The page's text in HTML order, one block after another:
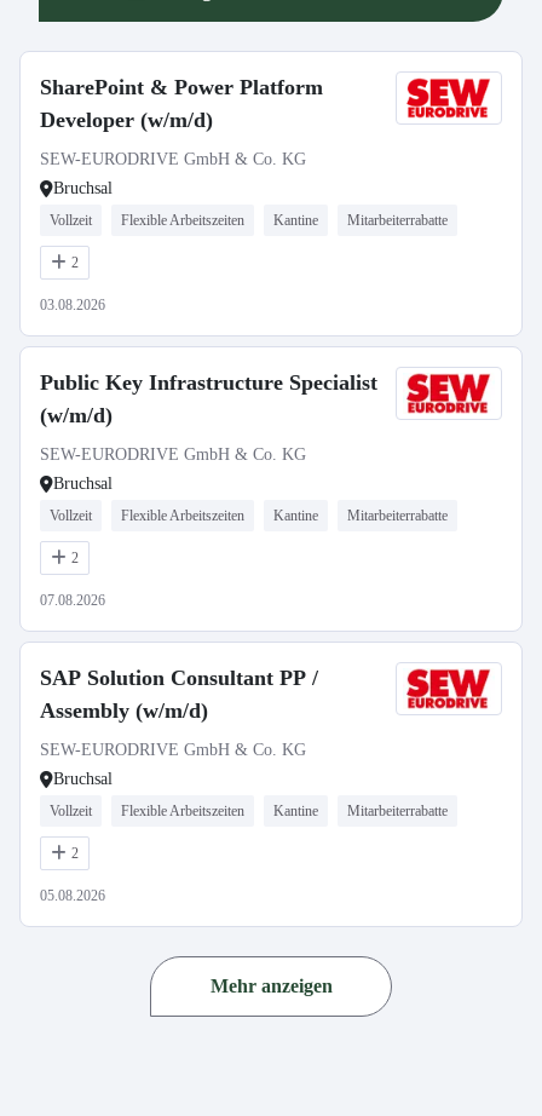
SharePoint & Power Platform
Developer (w/m/d)
SEW-EURODRIVE GmbH & Co. KG
Bruchsal
Vollzeit Flexible Arbeitszeiten Kantine Mitarbeiterrabatte
2
03.08.2026
Public Key Infrastructure Specialist
(w/m/d)
SEW-EURODRIVE GmbH & Co. KG
Bruchsal
Vollzeit Flexible Arbeitszeiten Kantine Mitarbeiterrabatte
2
07.08.2026
SAP Solution Consultant PP /
Assembly (w/m/d)
SEW-EURODRIVE GmbH & Co. KG
Bruchsal
Vollzeit Flexible Arbeitszeiten Kantine Mitarbeiterrabatte
2
05.08.2026
Mehr anzeigen